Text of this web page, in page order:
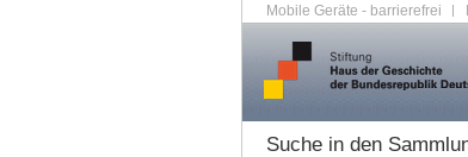
Mobile Geräte - barrierefrei |
Suche in den